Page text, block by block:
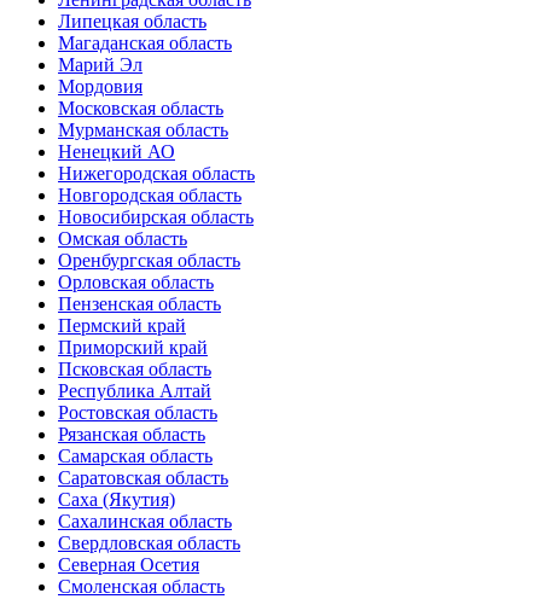
Липецкая область
Магаданская область
Марий Эл
Мордовия
Московская область
Мурманская область
Ненецкий АО
Нижегородская область
Новгородская область
Новосибирская область
Омская область
Оренбургская область
Орловская область
Пензенская область
Пермский край
Приморский край
Псковская область
Республика Алтай
Ростовская область
Рязанская область
Самарская область
Саратовская область
Саха (Якутия)
Сахалинская область
Свердловская область
Северная Осетия
Смоленская область